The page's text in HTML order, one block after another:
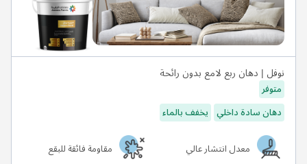
نوفل | دهان ربع لامع بدون رائحة
متوفر
دهان سادة داخلي يخفف بالماء
معدل انتشار عالي
مقاومة فائقة للبقع